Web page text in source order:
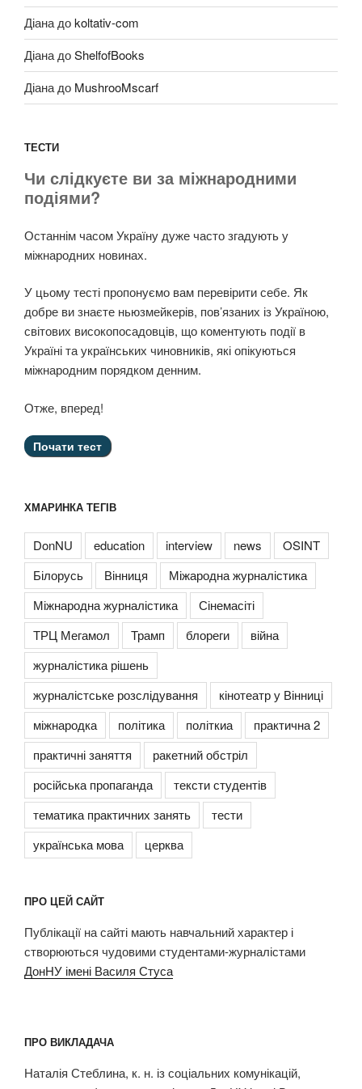
Діанадоkoltativ-com
ДіанадоShelfofBooks
Діанадо MushrooMscarf
ТЕСТИ
Чи слідкуєте ви за міжнародними
подіями?
Останнім часом Україну дуже часто згадують у
міжнародних новинах.
У цьому тесті пропонуємо вам перевірити себе. Як
добре ви знаєте ньюзмейкерів, пов’язаних із Україною,
світових високопосадовців, що коментують події в
Україні та українських чиновників, які опікуються
міжнародним порядком денним.
Отже, вперед!
ХМАРИНКА ТЕГІВ
DonNU education interview news
OSINT
Білорусь
Вінниця
Міжародна журналістика
Міжнародна журналістика
Сінемасіті
ТРЦ Мегамол
Трамп блореги
війна
журналістика рішень
журналістське розслідування
кінотеатр у Вінниці
міжнародка
політика політкиа
практична 2
практичні заняття
ракетний обстріл
російська пропаганда
тексти студентів
тематика практичних занять
тести
українська мова
церква
ПРО ЦЕЙ САЙТ
Публікації на сайті мають навчальний характер і
створюються чудовими студентами-журналістами
ДонНУ імені Василя Стуса
ПРО ВИКЛАДАЧА
Наталія Стеблина, к. н. із соціальних комунікацій,